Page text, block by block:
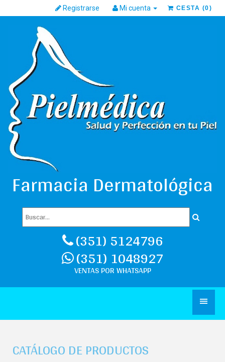
CESTA (0)
Registrarse Mi cuenta
Farmacia Dermatológica
(351) 5124796
(351) 1048927
CATÁLOGO DE PRODUCTOS